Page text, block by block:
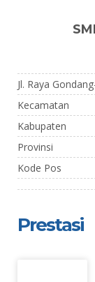
Jl. Raya
Kecamatan
Kabupaten
Provinsi
Kode Pos
Prestasi